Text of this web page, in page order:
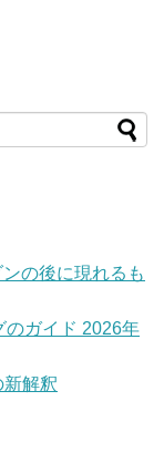
の後に現れるも
のガイド 2026年
解釈